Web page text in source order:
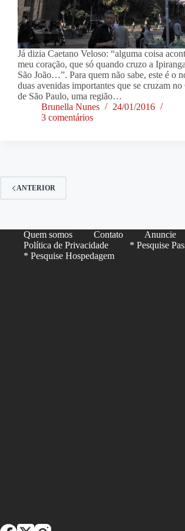
Já dizia Caetano Veloso: “alguma coisa
meu coração, que só quando cruzo a
São João…”. Para quem não sabe, este é o
duas avenidas importantes que se cruzam no
de São Paulo, uma região…
Brunella Nunes
24/01/2016
3 comentários
ANTERIOR
Quem somos Contato
Anuncie
Política de Privacidade
* Pesquise
* Pesquise Hospedagem